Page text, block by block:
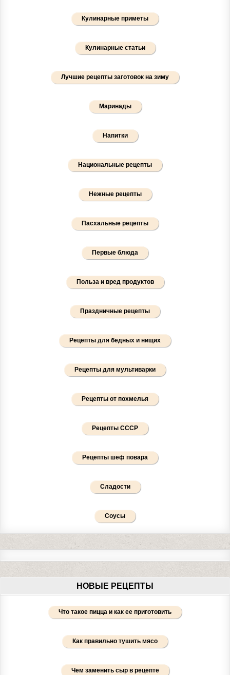
Кулинарные приметы
Кулинарные статьи
Лучшие рецепты заготовок на зиму
Маринады
Напитки
Национальные рецепты
Нежные рецепты
Пасхальные рецепты
Первые блюда
Польза и вред продуктов
Праздничные рецепты
Рецепты для бедных и нищих
Рецепты для мультиварки
Рецепты от похмелья
Рецепты СССР
Рецепты шеф повара
Сладости
Соусы
НОВЫЕ РЕЦЕПТЫ
Что такое пицца и как ее приготовить
Как правильно тушить мясо
Чем заменить сыр в рецепте